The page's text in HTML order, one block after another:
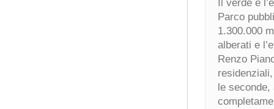
Il verde è
Parco
1.300.000
alberati e
Renzo
le